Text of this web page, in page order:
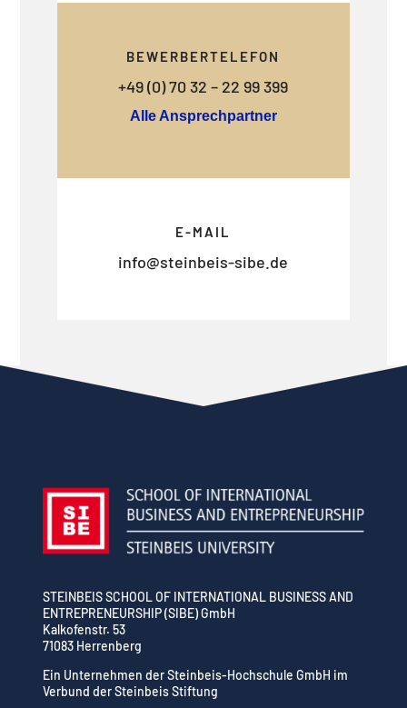
BEWERBERTELEFON
+49 (0) 70 32 – 22 99 399
Alle Ansprechpartner
E-MAIL
info@steinbeis-sibe.de
STEINBEIS SCHOOL OF INTERNATIONAL BUSINESS AND
ENTREPRENEURSHIP (SIBE) GmbH
Kalkofenstr. 53
71083 Herrenberg
Ein Unternehmen der Steinbeis-Hochschule GmbH im
Verbund der Steinbeis Stiftung